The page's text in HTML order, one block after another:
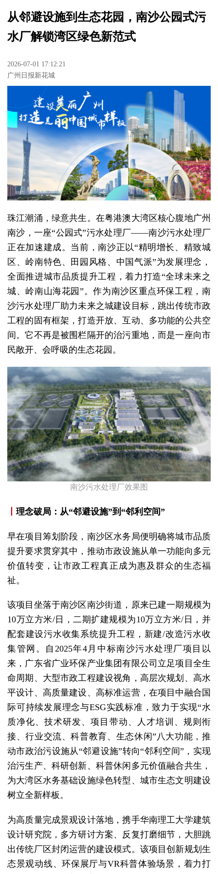
从邻避设施到生态花园，南沙公园式污
水厂解锁湾区绿色新范式
2026-07-01 17:12:21
广州日报新花城
珠江潮涌，绿意共生。在粤港澳大湾区核心腹地广州
南沙，一座“公园式”污水处理厂——南沙污水处理厂
正在加速建成。当前，南沙正以“精明增长、精致城
区、岭南特色、田园风格、中国气派”为发展理念，
全面推进城市品质提升工程，着力打造“全球未来之
城、岭南山海花园”。作为南沙区重点环保工程，南
沙污水处理厂助力未来之城建设目标，跳出传统市政
工程的固有框架，打造开放、互动、多功能的公共空
间。它不再是被围栏隔开的治污重地，而是一座向市
民敞开、会呼吸的生态花园。
南沙污水处理厂效果图
理念破局：从“邻避设施”到“邻利空间”
早在项目筹划阶段，南沙区水务局便明确将城市品质
提升要求贯穿其中，推动市政设施从单一功能向多元
价值转变，让市政工程真正成为惠及群众的生态福
祉。
该项目坐落于南沙区南沙街道，原来已建一期规模为
10万立方米/日，二期扩建规模为10万立方米/日，并
配套建设污水收集系统提升工程，新建/改造污水收
集管网。自2025年4月中标南沙污水处理厂项目以
来，广东省广业环保产业集团有限公司立足项目全生
命周期、大型市政工程建设视角，高层次规划、高水
平设计、高质量建设、高标准运营，在项目中融合国
际可持续发展理念与ESG实践标准，致力于实现“水
质净化、技术研发、项目带动、人才培训、规则衔
接、行业交流、科普教育、生态休闲”八大功能，推
动市政治污设施从“邻避设施”转向“邻利空间”，实现
治污生产、科研创新、科普休闲多元价值融合共生，
为大湾区水务基础设施绿色转型、城市生态文明建设
树立全新样板。
为高质量完成景观设计落地，携手华南理工大学建筑
设计研究院，多方研讨方案、反复打磨细节，大胆跳
出传统厂区封闭运营的建设模式。该项目创新规划生
态景观动线、环保展厅与VR科普体验场景，着力打